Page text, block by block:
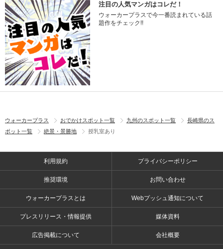
注目の人気マンガはコレだ！
ウォーカープラスで今一番読まれている話
題作をチェック!!
ウォーカープラス おでかけスポット一覧 九州のスポット一覧
長崎県のス
ポット一覧
絶景・景勝地 授乳室あり
利用規約 プライバシーポリシー
推奨環境 お問い合わせ
ウォーカープラスとは Webプッシュ通知について
プレスリリース・情報提供 媒体資料
広告掲載について 会社概要